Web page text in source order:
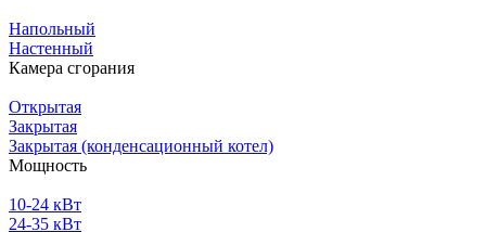
Напольный
Настенный
Камера сгорания
Открытая
Закрытая
Закрытая (конденсационный котел)
Мощность
10-24 кВт
24-35 кВт